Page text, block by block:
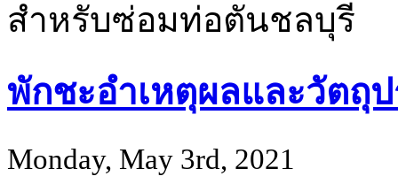
สำหรับซ่อมท่อตันชลบุรี
พักชะอำเหตุผลและวัตถุ
Monday, May 3rd, 2021